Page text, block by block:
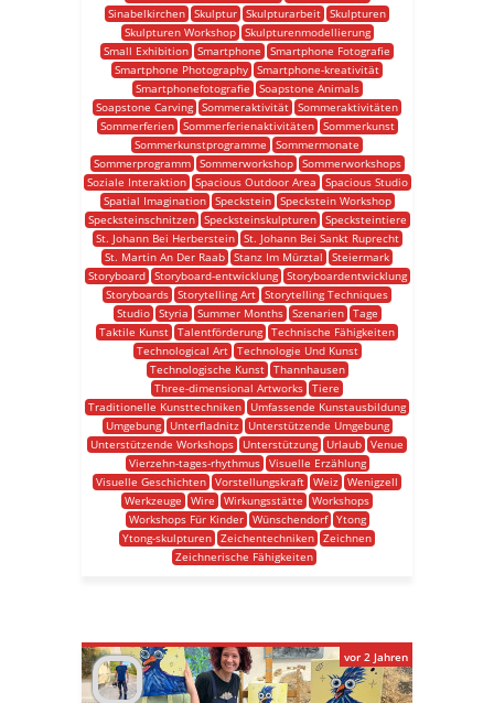
Sinabelkirchen Skulptur Skulpturarbeit Skulpturen
Skulpturen Workshop
Skulpturenmodellierung
Small Exhibition Smartphone
Smartphone Fotografie
Smartphone Photography Smartphone-kreativität
Smartphonefotografie
Soapstone Animals
Soapstone Carving Sommeraktivität Sommeraktivitäten
Sommerferien
Sommerferienaktivitäten
Sommerkunst
Sommerkunstprogramme
Sommermonate
Sommerprogramm
Sommerworkshop
Sommerworkshops
Soziale Interaktion
Spacious Outdoor Area
Spacious Studio
Spatial Imagination
Speckstein
Speckstein Workshop
Specksteinschnitzen
Specksteinskulpturen
Specksteintiere
St. Johann Bei Herberstein
St. Johann Bei Sankt Ruprecht
St. Martin An Der Raab Stanz Im Mürztal
Steiermark
Storyboard
Storyboard-entwicklung
Storyboardentwicklung
Storyboards Storytelling Art Storytelling Techniques
Studio
Styria Summer Months Szenarien
Tage
Taktile Kunst Talentförderung Technische Fähigkeiten
Technological Art
Technologie Und Kunst
Technologische Kunst
Thannhausen
Three-dimensional Artworks Tiere
Traditionelle Kunsttechniken
Umfassende Kunstausbildung
Umgebung
Unterfladnitz
Unterstützende Umgebung
Unterstützende Workshops
Unterstützung Urlaub Venue
Vierzehn-tages-rhythmus
Visuelle Erzählung
Visuelle Geschichten Vorstellungskraft Weiz Wenigzell
Werkzeuge
Wire Wirkungsstätte
Workshops
Workshops Für Kinder
Wünschendorf
Ytong
Ytong-skulpturen Zeichentechniken Zeichnen
Zeichnerische Fähigkeiten
vor 2 Jahren